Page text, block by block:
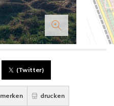
(Twitter)
merken drucken